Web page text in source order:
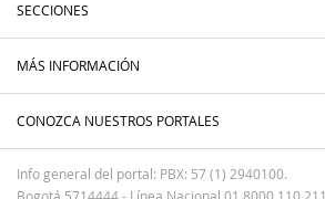
SECCIONES
MÁS INFORMACIÓN
CONOZCA NUESTROS PORTALES
Info general del portal: PBX: 57 (1) 2940100.